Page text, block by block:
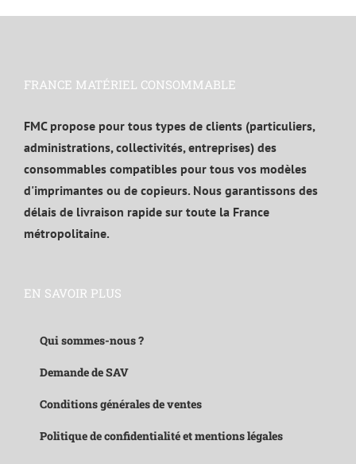
FRANCE MATÉRIEL CONSOMMABLE
FMC propose pour tous types de clients (particuliers,
administrations, collectivités, entreprises) des
consommables compatibles pour tous vos modèles
d'imprimantes ou de copieurs. Nous garantissons des
délais de livraison rapide sur toute la France
métropolitaine.
EN SAVOIR PLUS
Qui sommes-nous ?
Demande de SAV
Conditions générales de ventes
Politique de confidentialité et mentions légales